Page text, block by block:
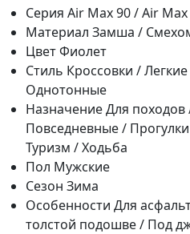
Серия Air Max 90 / Air Max
Материал Замша /
ЦветФиолет
Стиль Кроссовки /
Однотонные
НазначениеДля
Повседневные /
Туризм / Ходьба
Пол Мужские
Сезон Зима
Особенности Для
толстой подошве / Под